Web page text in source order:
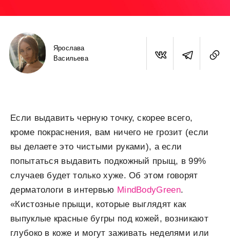
Ярослава
Васильева
Если выдавить черную точку, скорее всего,
кроме покраснения, вам ничего не грозит (если
вы делаете это чистыми руками), а если
попытаться выдавить подкожный прыщ, в 99%
случаев будет только хуже. Об этом говорят
дерматологи в интервью MindBodyGreen.
«Кистозные прыщи, которые выглядят как
выпуклые красные бугры под кожей, возникают
глубоко в коже и могут заживать неделями или